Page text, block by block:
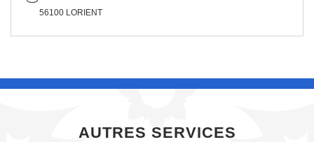
56100 LORIENT
AUTRES SERVICES